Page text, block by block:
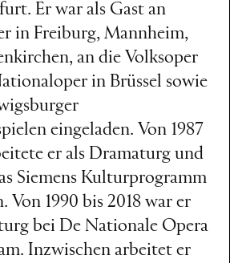
Er war als Gast an
in Freiburg, Mannheim,
an die Volksoper
in Brüssel sowie
eingeladen. Von 1987
er als Dramaturg und
Siemens Kulturprogramm
Von 1990 bis 2018 war er
bei De Nationale Opera
Inzwischen arbeitet er